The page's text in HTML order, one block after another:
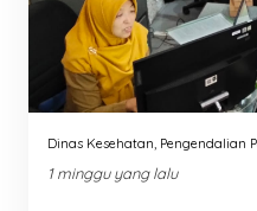
Dinas Kesehatan, Pengendalian
1 minggu yang lalu